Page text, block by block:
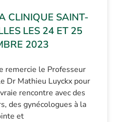
CLINIQUE SAINT-
LES 24 ET 25
2023
remercie le Professeur
Dr Mathieu Luyckx pour
rencontre avec des
des gynécologues à la
et